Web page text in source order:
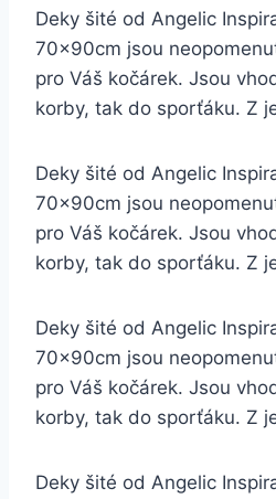
Deky šité od Angelic
70x90cm jsou
pro Váš kočárek. Jsou
korby, tak do sporťáku. Z
Deky šité od Angelic
70x90cm jsou
pro Váš kočárek. Jsou
korby, tak do sporťáku. Z
Deky šité od Angelic
70x90cm jsou
pro Váš kočárek. Jsou
korby, tak do sporťáku. Z
Deky šité od Angelic